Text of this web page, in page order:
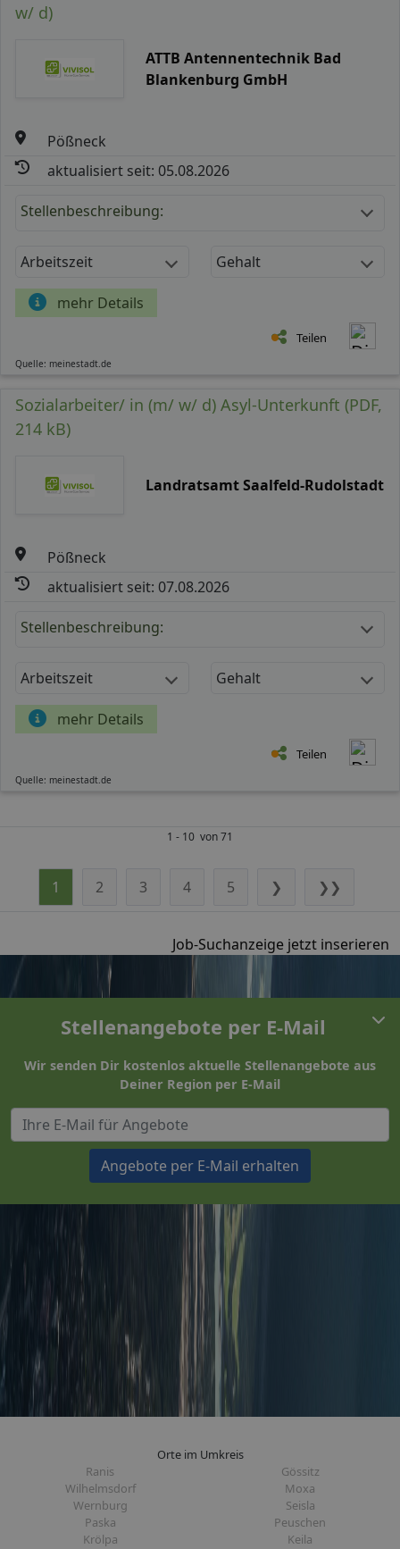
w/ d)
ATTB Antennentechnik Bad
Blankenburg GmbH
Pößneck
aktualisiert seit: 05.08.2026
Stellenbeschreibung:
Arbeitszeit Gehalt
mehr Details
Teilen
Quelle: meinestadt.de
Sozialarbeiter/ in (m/ w/ d) Asyl-Unterkunft (PDF,
214 kB)
Landratsamt Saalfeld-Rudolstadt
Pößneck
aktualisiert seit: 07.08.2026
Stellenbeschreibung:
Arbeitszeit Gehalt
mehr Details
Teilen
Quelle: meinestadt.de
1 - 10 von 71
1 2 3 4 5 ❯ ❯❯
Job-Suchanzeige jetzt inserieren
Stellenangebote per E-Mail
Wir senden Dir kostenlos aktuelle Stellenangebote aus
Deiner Region per E-Mail
Angebote per E-Mail erhalten
Orte im Umkreis
Ranis
Gössitz
Wilhelmsdorf
Moxa
Wernburg
Seisla
Paska
Peuschen
Krölpa
Keila